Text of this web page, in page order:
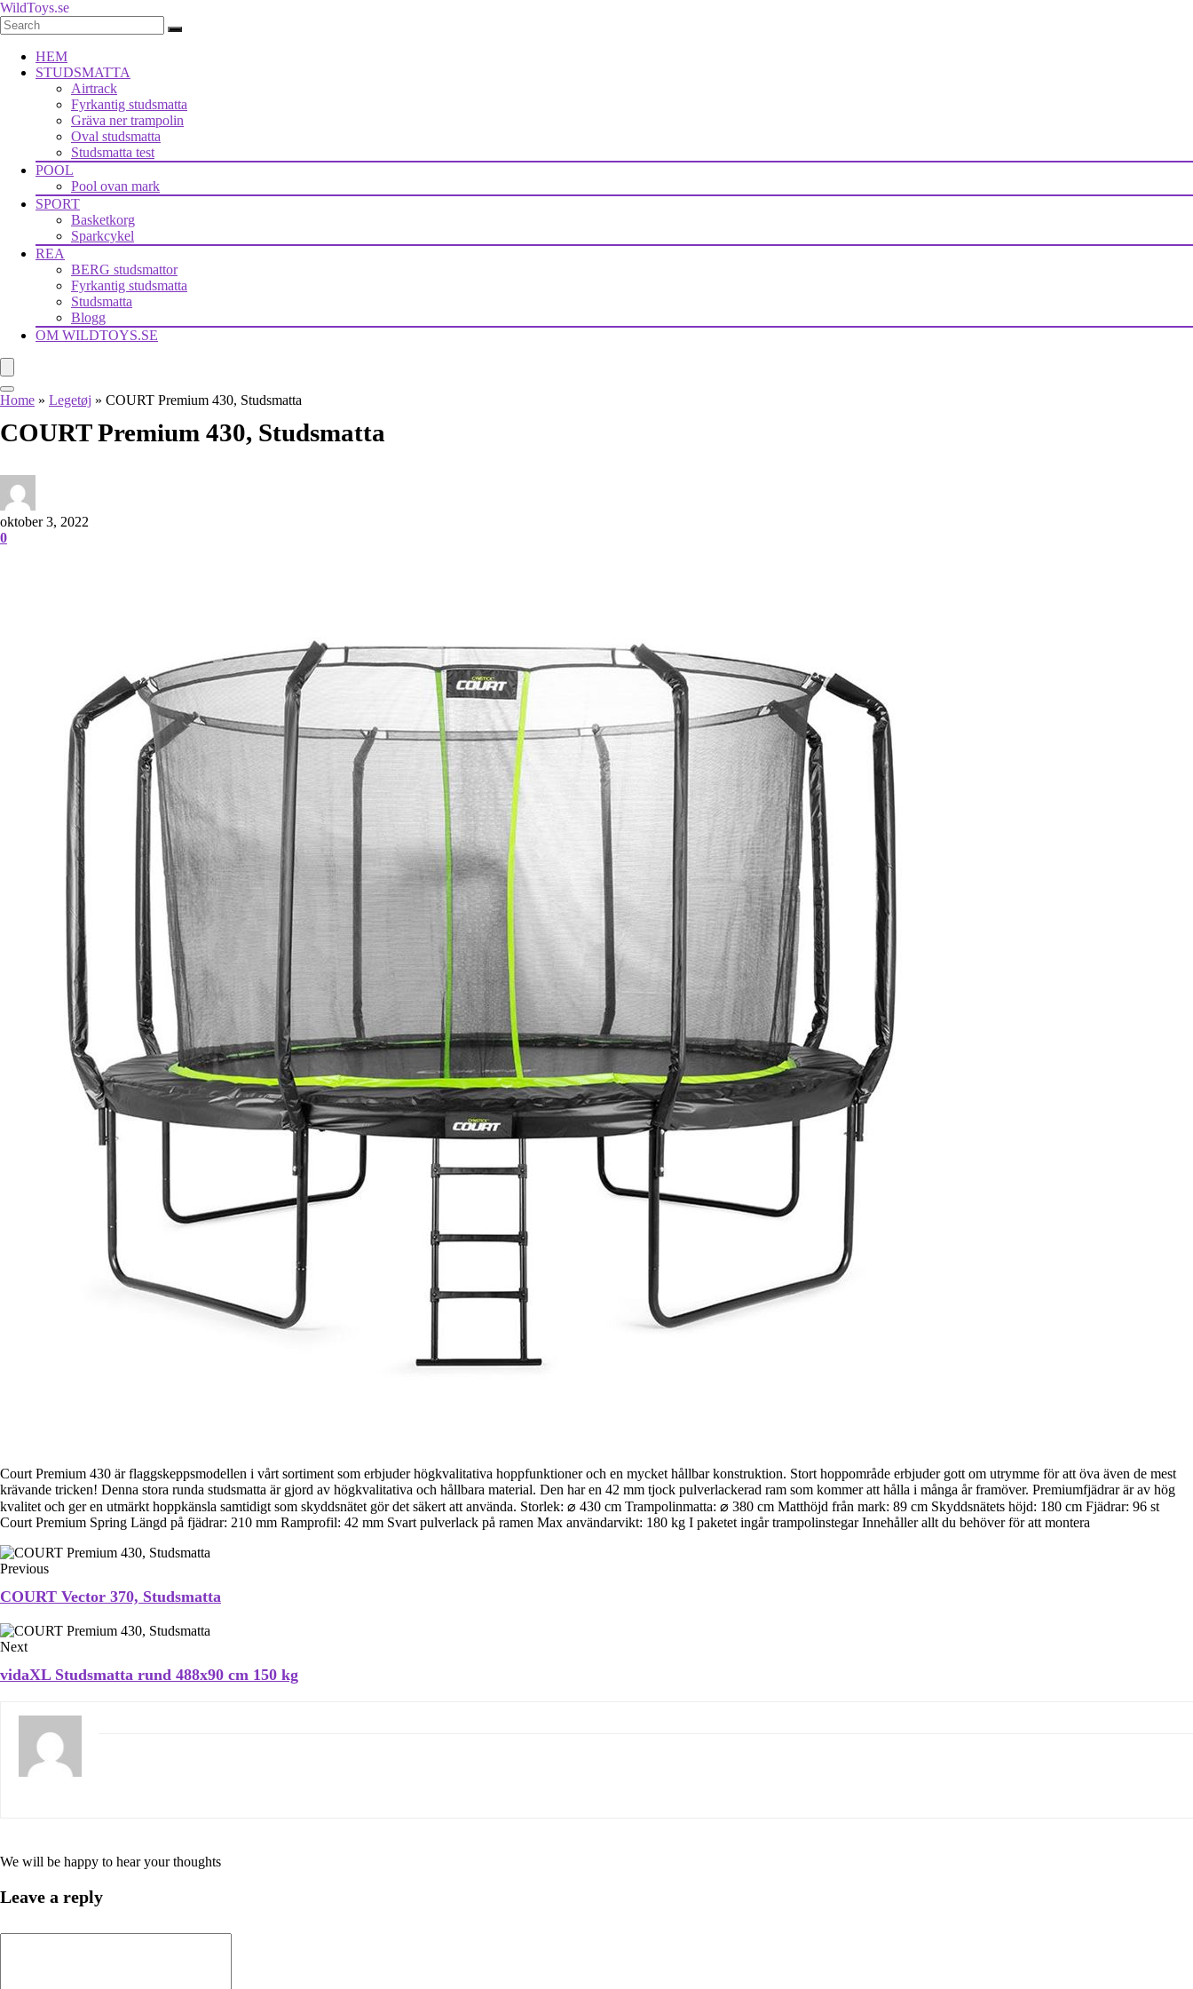
WildToys.se
HEM
STUDSMATTA
Airtrack
Fyrkantig studsmatta
Gräva ner trampolin
Oval studsmatta
Studsmatta test
POOL
Pool ovan mark
SPORT
Basketkorg
Sparkcykel
REA
BERG studsmattor
Fyrkantig studsmatta
Studsmatta
Blogg
OM WILDTOYS.SE
Home » Legetøj » COURT Premium 430, Studsmatta
COURT Premium 430, Studsmatta
oktober 3, 2022
0
Court Premium 430 är flaggskeppsmodellen i vårt sortiment som erbjuder högkvalitativa hoppfunktioner och en mycket hållbar konstruktion. Stort hoppområde erbjuder gott om utrymme för att öva även de mest
krävande tricken! Denna stora runda studsmatta är gjord av högkvalitativa och hållbara material. Den har en 42 mm tjock pulverlackerad ram som kommer att hålla i många år framöver. Premiumfjädrar är av hög
kvalitet och ger en utmärkt hoppkänsla samtidigt som skyddsnätet gör det säkert att använda. Storlek: ⌀ 430 cm Trampolinmatta: ⌀ 380 cm Matthöjd från mark: 89 cm Skyddsnätets höjd: 180 cm Fjädrar: 96 st
Court Premium Spring Längd på fjädrar: 210 mm Ramprofil: 42 mm Svart pulverlack på ramen Max användarvikt: 180 kg I paketet ingår trampolinstegar Innehåller allt du behöver för att montera
Previous
COURT Vector 370, Studsmatta
Next
vidaXL Studsmatta rund 488x90 cm 150 kg
We will be happy to hear your thoughts
Leave a reply